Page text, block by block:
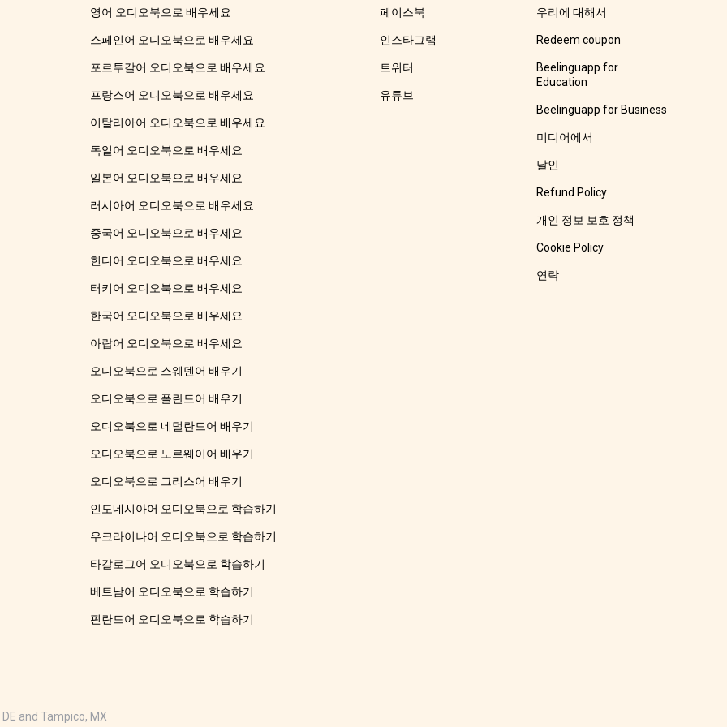
영어 오디오북으로 배우세요
스페인어 오디오북으로 배우세요
포르투갈어 오디오북으로 배우세요
프랑스어 오디오북으로 배우세요
이탈리아어 오디오북으로 배우세요
독일어 오디오북으로 배우세요
일본어 오디오북으로 배우세요
러시아어 오디오북으로 배우세요
중국어 오디오북으로 배우세요
힌디어 오디오북으로 배우세요
터키어 오디오북으로 배우세요
한국어 오디오북으로 배우세요
아랍어 오디오북으로 배우세요
오디오북으로 스웨덴어 배우기
오디오북으로 폴란드어 배우기
오디오북으로 네덜란드어 배우기
오디오북으로 노르웨이어 배우기
오디오북으로 그리스어 배우기
인도네시아어 오디오북으로 학습하기
우크라이나어 오디오북으로 학습하기
타갈로그어 오디오북으로 학습하기
베트남어 오디오북으로 학습하기
핀란드어 오디오북으로 학습하기
페이스북
인스타그램
트위터
유튜브
우리에 대해서
Redeem coupon
Beelinguapp for
Education
Beelinguapp for Business
미디어에서
날인
Refund Policy
개인 정보 보호 정책
Cookie Policy
연락
and Tampico, MX